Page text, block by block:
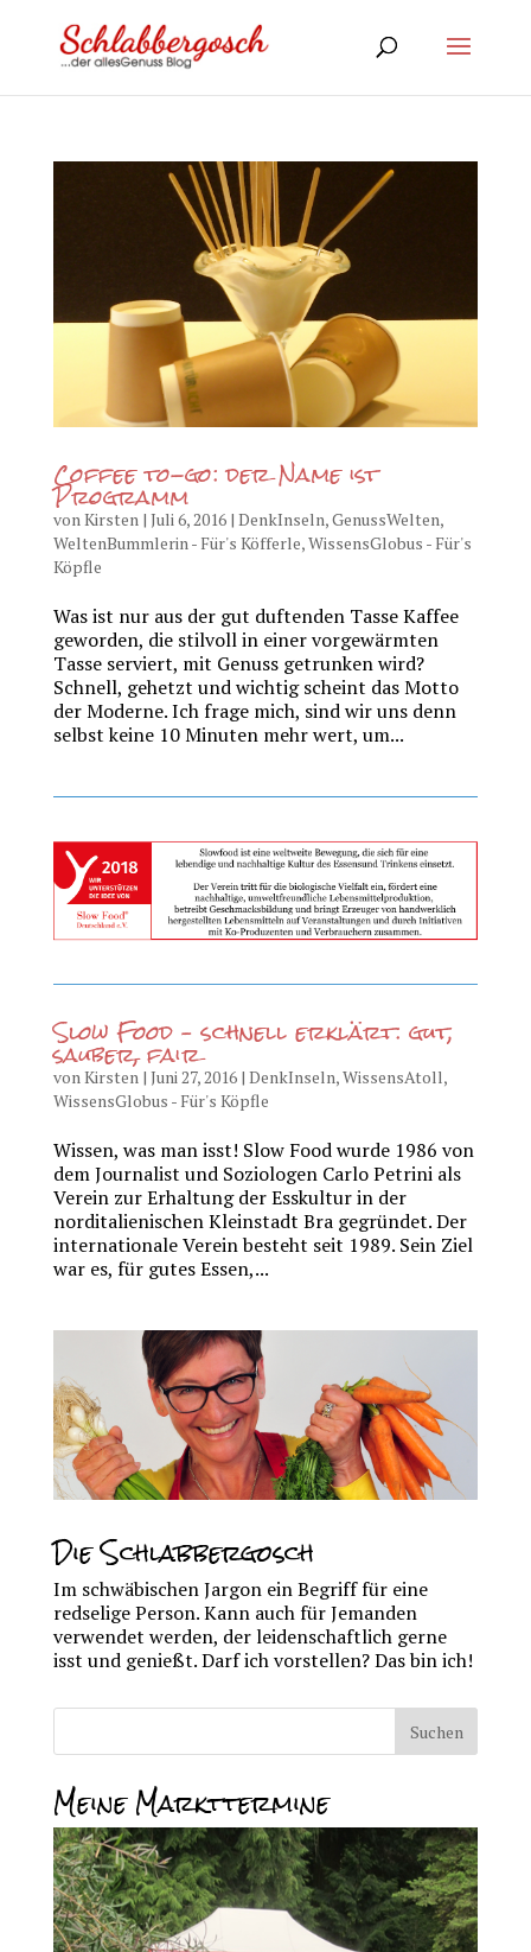
Coffee to-go: der Name ist
Programm
vonKirsten| Juli 6, 2016| DenkInseln,GenussWelten,
WeltenBummlerin - Für's Köfferle,WissensGlobus - Für's
Köpfle
Was ist nur aus der gut duftenden Tasse Kaffee
geworden, die stilvoll in einer vorgewärmten
Tasse serviert, mit Genuss getrunken wird?
Schnell, gehetzt und wichtig scheint das Motto
der Moderne. Ich frage mich, sind wir uns denn
selbst keine 10 Minuten mehr wert, um...
Slow Food – schnell erklärt: gut,
sauber, fair
vonKirsten| Juni 27, 2016| DenkInseln,WissensAtoll,
WissensGlobus - Für's Köpfle
Wissen, was man isst! Slow Food wurde 1986 von
dem Journalist und Soziologen Carlo Petrini als
Verein zur Erhaltung der Esskultur in der
norditalienischen Kleinstadt Bra gegründet. Der
internationale Verein besteht seit 1989. Sein Ziel
war es, für gutes Essen,...
Die Schlabbergosch
Im schwäbischen Jargon ein Begriff für eine
redselige Person. Kann auch für Jemanden
verwendet werden, der leidenschaftlich gerne
isst und genießt. Darf ich vorstellen? Das bin ich!
Meine Markttermine